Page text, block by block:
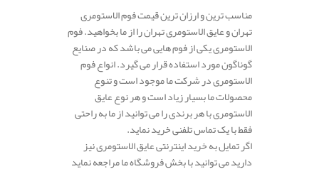
مناسب ترین و ارزان ترین قیمت فوم الاستومری
تهران و عایق الاستومری تهران را از ما بخواهید. فوم
الاستومری یکی از فوم هایی می باشد که در صنایع
گوناگون مورد استفاده قرار می گیرد. انواع فوم
الاستومری در شرکت ما موجود است و تنوع
محصولات ما بسیار زیاد است و هر نوع عایق
الاستومری با هر برندی را می توانید از ما به راحتی
فقط با یک تماس تلفنی خرید نماید.
اگر تمایل به خرید اینترنتی عایق الاستومری نیز
دارید می توانید با بخش فروشگاه ما مراجعه نماید